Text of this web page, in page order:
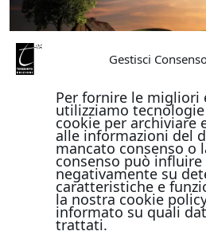
Gestisci
Per fornire le migliori
utilizziamo
cookie per archiviare
alle informazioni del
mancato consenso o
consenso può influire
negativamente su
caratteristiche e
la nostra cookie
informato su quali
trattati.